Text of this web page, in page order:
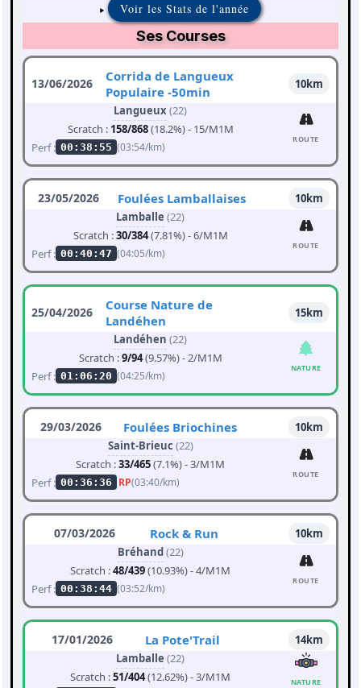
Voir les Stats de l'année
Ses Courses
13/06/2026
Corrida de Langueux
Populaire -50min
10km
Langueux(22)
Scratch : 158/868(18.2%) - 15/M1M
Perf : 00:38:55 (03:54/km)
ROUTE
23/05/2026 Foulées Lamballaises
10km
Lamballe (22)
Scratch :30/384(7.81%) - 6/M1M
Perf : 00:40:47 (04:05/km)
ROUTE
25/04/2026
Course Nature de
Landéhen
15km
Landéhen (22)
Scratch :9/94(9.57%) - 2/M1M
Perf : 01:06:20 (04:25/km)
NATURE
29/03/2026 Foulées Briochines
10km
Saint-Brieuc (22)
Scratch :33/465(7.1%) - 3/M1M
Perf : 00:36:36 RP(03:40/km)
ROUTE
07/03/2026 Rock & Run
10km
Bréhand(22)
Scratch :48/439(10.93%) - 4/M1M
Perf : 00:38:44 (03:52/km)
ROUTE
17/01/2026 La Pote'Trail
14km
Lamballe (22)
Scratch :51/404(12.62%) - 3/M1M
NATURE